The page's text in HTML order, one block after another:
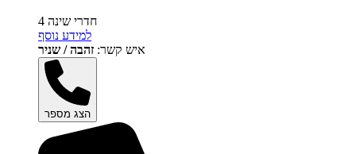
4 חדרי שינה
למידע נוסף
איש קשר: זהבה / שניר
הצג מספר